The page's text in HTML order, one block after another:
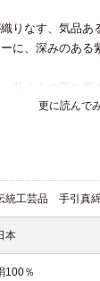
りなす、気品あ
に、深みのある
装う人の落ち着
を用い、ふっく
る一枚。
やすく、コーデ
更に読んで
統工芸品 手引真
本
100％